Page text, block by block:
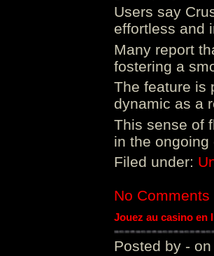
Users say
effortless and
Many report
fostering a
The feature is
dynamic as a
This sense of
in the ongoing
Filed under:
No Comments
Jouez au casino en
Posted by - on